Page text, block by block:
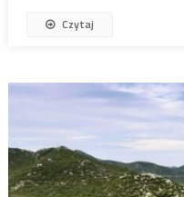
Czytaj